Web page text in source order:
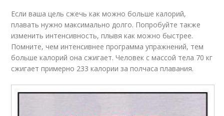
Если ваша цель сжечь как можно больше калорий,
плавать нужно максимально долго. Попробуйте также
изменить интенсивность, плывя как можно быстрее.
Помните, чем интенсивнее программа упражнений, тем
больше калорий она сжигает. Человек с массой тела 70 кг
сжигает примерно 233 калории за полчаса плавания.